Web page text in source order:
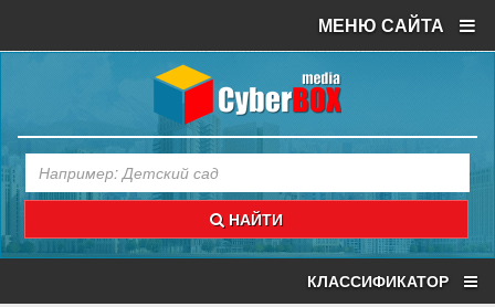
МЕНЮ САЙТА
НАЙТИ
КЛАССИФИКАТОР